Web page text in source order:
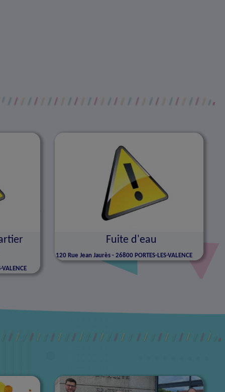
Fuite d'eau
120 Rue Jean Jaurès - 26800 PORTES-LES-VALENCE